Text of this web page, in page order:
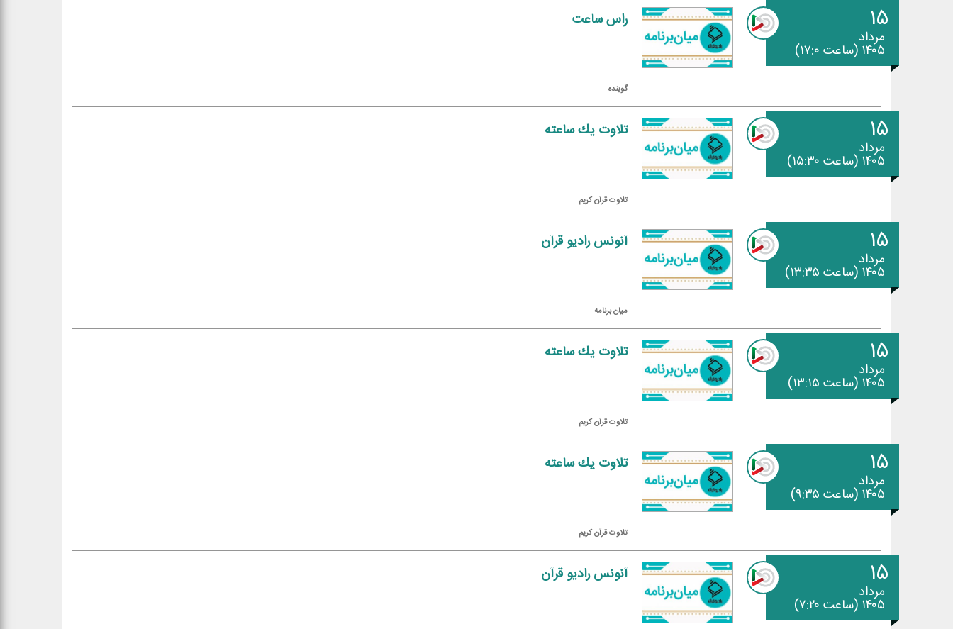
۱۵
مرداد
۱۴۰۵ (ساعت ۱۷:۰)
راس ساعت
گوینده
۱۵
مرداد
۱۴۰۵ (ساعت ۱۵:۳۰)
تلاوت یك ساعته
تلاوت قرآن كریم
۱۵
مرداد
۱۴۰۵ (ساعت ۱۳:۳۵)
آنونس رادیو قرآن
میان برنامه
۱۵
مرداد
۱۴۰۵ (ساعت ۱۳:۱۵)
تلاوت یك ساعته
تلاوت قرآن كریم
۱۵
مرداد
۱۴۰۵ (ساعت ۹:۳۵)
تلاوت یك ساعته
تلاوت قرآن كریم
۱۵
مرداد
۱۴۰۵ (ساعت ۷:۲۰)
آنونس رادیو قرآن